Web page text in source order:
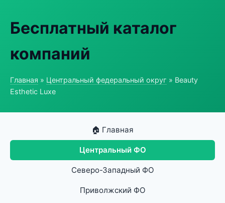
Бесплатный каталог
компаний
Главная » Центральный федеральный округ » Beauty
Esthetic Luxe
🏠 Главная
Центральный ФО
Северо-Западный ФО
Приволжский ФО